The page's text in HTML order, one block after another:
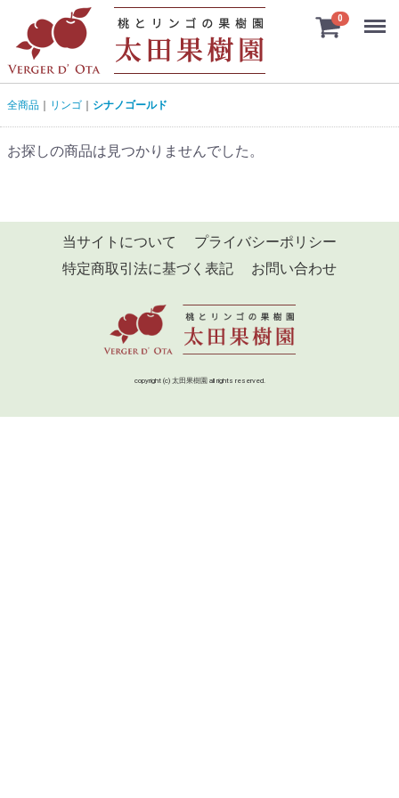
0 Menu
全商品 リンゴ シナノゴールド
お探しの商品は見つかりませんでした。
当サイトについて
プライバシーポリシー
特定商取引法に基づく表記
お問い合わせ
copyright (c) 太田果樹園 all rights reserved.